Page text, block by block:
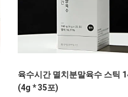
육수시간 멸치분말육수 스틱
(4g * 35포)